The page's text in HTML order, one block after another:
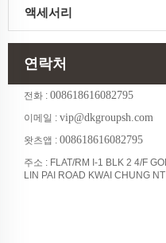
액세서리
연락처
전화 : 008618616082795
이메일 : vip@dkgroupsh.com
왓츠앱 : 008618616082795
주소 : FLAT/RM I-1 BLK 2 4/F
LIN PAI ROAD KWAI CHUNG NT